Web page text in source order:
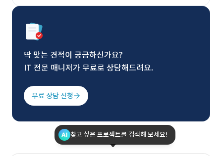
딱 맞는 견적이 궁금하신가요?
IT 전문 매니저가 무료로 상담해드려요.
무료 상담 신청
찾고 싶은 프로젝트를 검색해 보세요!